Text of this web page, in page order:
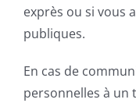
exprès ou si vous
publiques.
En cas de
personnelles à un